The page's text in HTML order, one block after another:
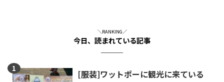
＼RANKING／
今日、読まれている記事
[服装]ワットポーに観光に来ている